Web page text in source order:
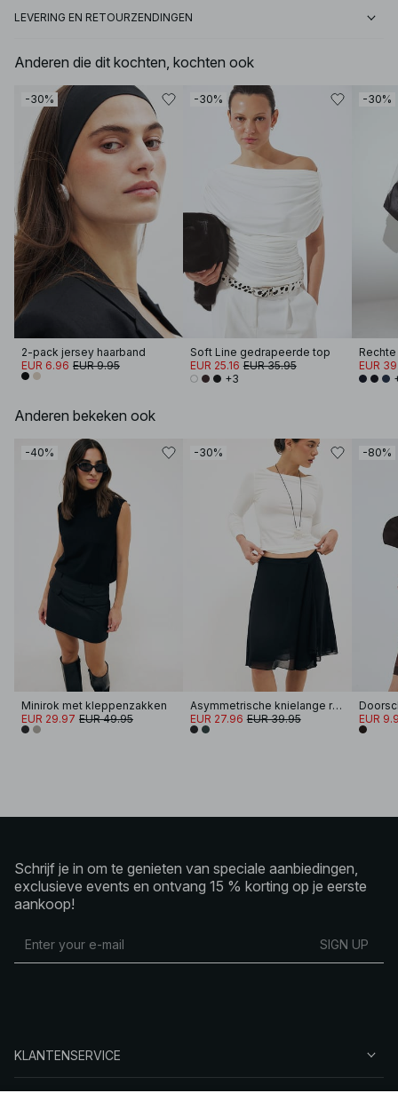
LEVERING EN RETOURZENDINGEN
Anderen die dit kochten, kochten ook
-30%
2-pack jersey haarband
EUR 6.96 EUR 9.95
-30%
Soft Line gedrapeerde top
EUR 25.16 EUR 35.95
+3
-30%
EUR
Anderen bekeken ook
-40%
Minirok met kleppenzakken
EUR 29.97 EUR 49.95
-30%
Asymmetrische knielange rok met lage taille
EUR 27.96 EUR 39.95
-80%
EUR
Schrijf je in om te genieten van speciale aanbiedingen,
exclusieve events en ontvang 15 % korting op je eerste
aankoop!
SIGN UP
KLANTENSERVICE